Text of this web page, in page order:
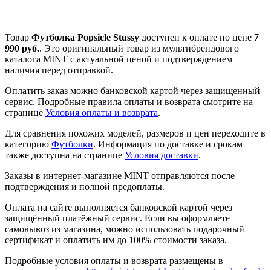
Товар Футболка Popsicle Stussy доступен к оплате по цене 7
990 руб.. Это оригинальный товар из мультибрендового
каталога MINT с актуальной ценой и подтверждением
наличия перед отправкой.
Оплатить заказ можно банковской картой через защищенный
сервис. Подробные правила оплаты и возврата смотрите на
странице Условия оплаты и возврата.
Для сравнения похожих моделей, размеров и цен переходите в
категорию Футболки. Информация по доставке и срокам
также доступна на странице Условия доставки.
Заказы в интернет-магазине MINT отправляются после
подтверждения и полной предоплаты.
Оплата на сайте выполняется банковской картой через
защищённый платёжный сервис. Если вы оформляете
самовывоз из магазина, можно использовать подарочный
сертификат и оплатить им до 100% стоимости заказа.
Подробные условия оплаты и возврата размещены в